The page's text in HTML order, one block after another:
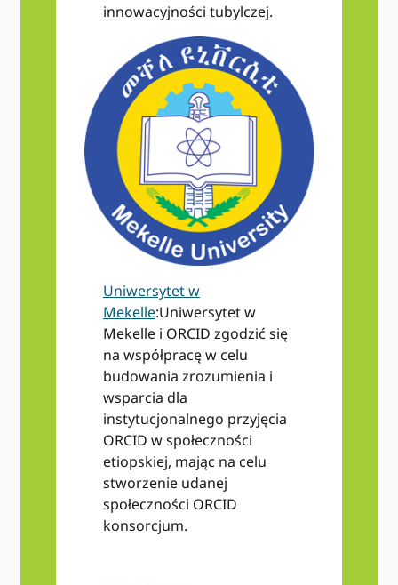
innowacyjności tubylczej.
Uniwersytet w
Mekelle:Uniwersytet w
Mekelle i ORCID zgodzić się
na współpracę w celu
budowania zrozumienia i
wsparcia dla
instytucjonalnego przyjęcia
ORCID w społeczności
etiopskiej, mając na celu
stworzenie udanej
społeczności ORCID
konsorcjum.